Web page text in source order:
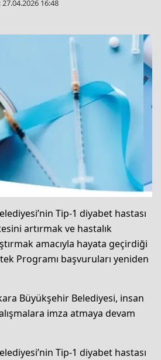
16:48
Tip-1 diyabet hastası
artırmak ve hastalık
amacıyla hayata geçirdiği
Programı başvuruları yeniden
Büyükşehir Belediyesi, insan
imza atmaya devam
Tip-1 diyabet hastası